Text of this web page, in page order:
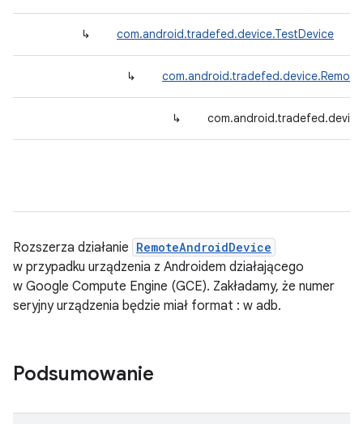
↳ com.android.tradefed.device.TestDevice
↳
↳
Rozszerza działanie RemoteAndroidDevice
w przypadku urządzenia z Androidem działającego
w Google Compute Engine (GCE). Zakładamy, że numer
seryjny urządzenia będzie miał format : w adb.
Podsumowanie